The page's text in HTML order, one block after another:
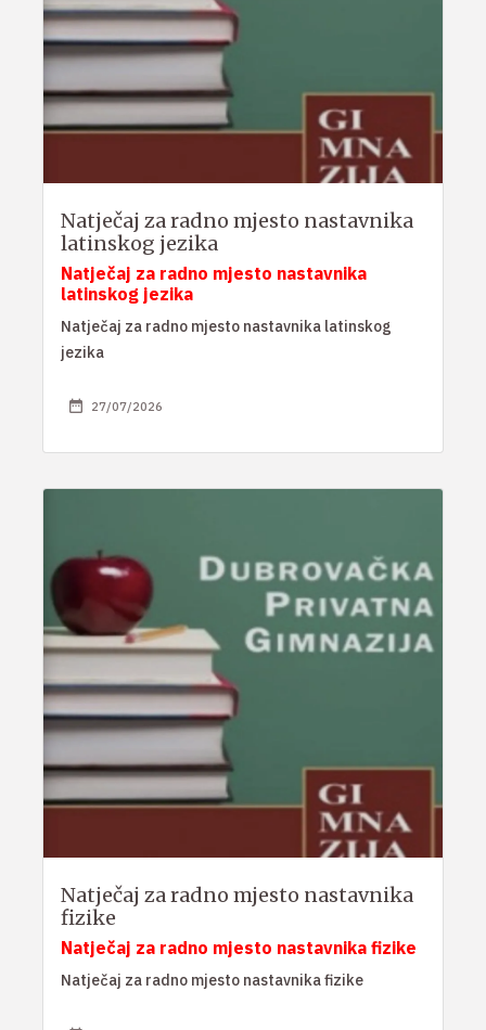
Natječaj za radno mjesto nastavnika
latinskog jezika
Natječaj za radno mjesto nastavnika
latinskog jezika
Natječaj za radno mjesto nastavnika latinskog
jezika
27/07/2026
Natječaj za radno mjesto nastavnika
fizike
Natječaj za radno mjesto nastavnika fizike
Natječaj za radno mjesto nastavnika fizike